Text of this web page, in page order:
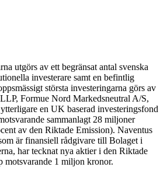
utgörs av ett begränsat antal svenska
investerare samt en befintlig
största investeringarna görs av
Formue Nord Markedsneutral A/S,
en UK baserad investeringsfond
sammanlagt 28 miljoner
av den Riktade Emission). Naventus
är finansiell rådgivare till Bolaget i
har tecknat nya aktier i den Riktade
motsvarande 1 miljon kronor.